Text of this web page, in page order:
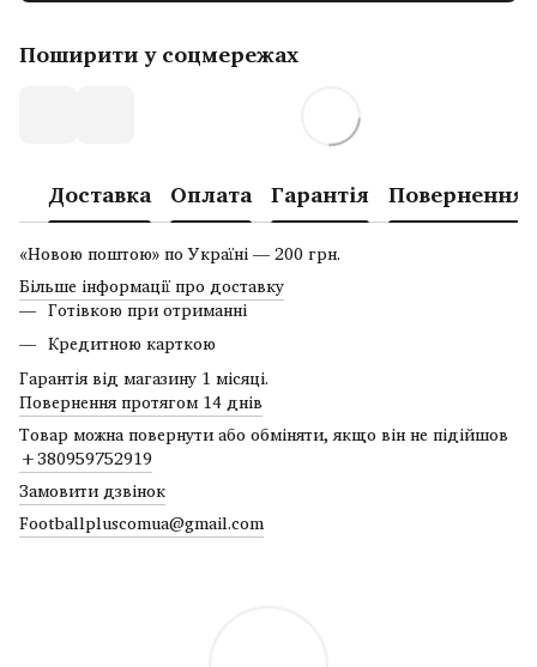
Поширити у соцмережах
Доставка Оплата Гарантія Повернення
«Новою поштою» по Україні — 200 грн.
Більше інформації про доставку
Готівкою при отриманні
Кредитною карткою
Гарантія від магазину 1 місяці.
Повернення протягом 14 днів
Товар можна повернути або обміняти, якщо він не підійшов
+380959752919
Замовити дзвінок
Footballpluscomua@gmail.com